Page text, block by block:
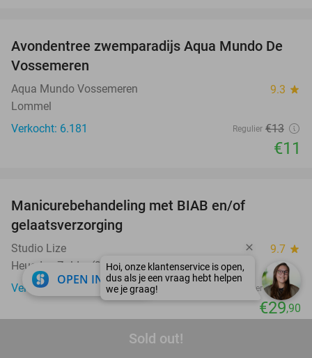
Sold out!
15%
Avondentree zwemparadijs Aqua Mundo De
Vossemeren
Aqua Mundo Vossemeren 9.3 star
Lommel
Verkocht: 6.181
Regulier €13
€11
Manicurebehandeling met BIAB en/of
gelaatsverzorging
Studio Lize 9.7 star
Heusden-Zolder (9 km)
Verkocht: 79
Regulier €50
€29,90
OPEN IN APP close